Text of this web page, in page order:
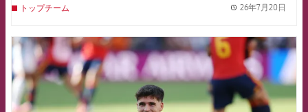
トップチーム 26年7月20日
FCB Barcelona badge